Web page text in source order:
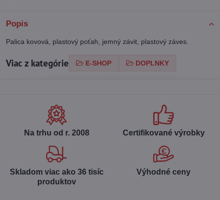
Popis
Palica kovová, plastový poťah, jemný závit, plastový záves.
Viac z kategórie E-SHOP DOPLNKY
Na trhu od r​. 2008 Certifikované výrobky
Skladom viac ako 36 tisíc
produktov
Výhodné ceny